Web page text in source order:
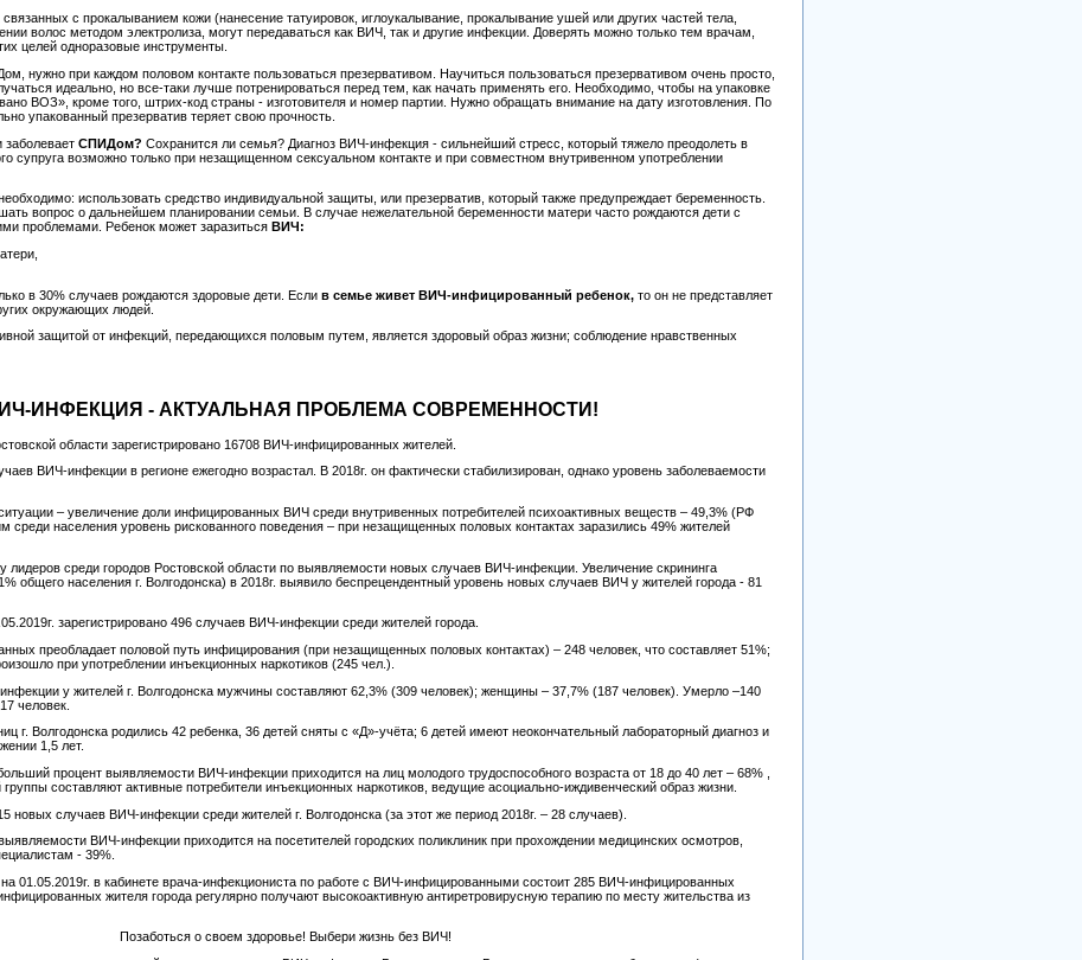
с прокалыванием кожи (нанесение татуировок, иглоукалывание, прокалывание ушей или других частей тела,
волос методом электролиза, могут передаваться как ВИЧ, так и другие инфекции. Доверять можно только тем врачам,
целей одноразовые инструменты.
нужно при каждом половом контакте пользоваться презервативом. Научиться пользоваться презервативом очень просто,
идеально, но все-таки лучше потренироваться перед тем, как начать применять его. Необходимо, чтобы на упаковке
ВОЗ», кроме того, штрих-код страны - изготовителя и номер партии. Нужно обращать внимание на дату изготовления. По
упакованный презерватив теряет свою прочность.
заболеваетСПИДом?Сохранится ли семья? Диагноз ВИЧ-инфекция - сильнейший стресс, который тяжело преодолеть в
супруга возможно только при незащищенном сексуальном контакте и при совместном внутривенном употреблении
использовать средство индивидуальной защиты, или презерватив, который также предупреждает беременность.
вопрос о дальнейшем планировании семьи. В случае нежелательной беременности матери часто рождаются дети с
проблемами. Ребенок может заразиться ВИЧ:
в 30% случаев рождаются здоровые дети. Еслив семье живет ВИЧ-инфицированный ребенок,то он не представляет
окружающих людей.
защитой от инфекций, передающихся половым путем, является здоровый образ жизни; соблюдение нравственных
ИНФЕКЦИЯ - АКТУАЛЬНАЯ ПРОБЛЕМА СОВРЕМЕННОСТИ!
области зарегистрировано 16708 ВИЧ-инфицированных жителей.
ВИЧ-инфекции в регионе ежегодно возрастал. В 2018г. он фактически стабилизирован, однако уровень заболеваемости
– увеличение доли инфицированных ВИЧ среди внутривенных потребителей психоактивных веществ – 49,3% (РФ
среди населения уровень рискованного поведения – при незащищенных половых контактах заразились 49% жителей
лидеров среди городов Ростовской области по выявляемости новых случаев ВИЧ-инфекции. Увеличение скрининга
общего населения г. Волгодонска) в 2018г. выявило беспрецендентный уровень новых случаев ВИЧ у жителей города - 81
зарегистрировано 496 случаев ВИЧ-инфекции среди жителей города.
преобладает половой путь инфицирования (при незащищенных половых контактах) – 248 человек, что составляет 51%;
при употреблении инъекционных наркотиков (245 чел.).
у жителей г. Волгодонска мужчины составляют 62,3% (309 человек); женщины – 37,7% (187 человек). Умерло –140
человек.
г. Волгодонска родились 42 ребенка, 36 детей сняты с «Д»-учёта; 6 детей имеют неокончательный лабораторный диагноз и
1,5 лет.
процент выявляемости ВИЧ-инфекции приходится на лиц молодого трудоспособного возраста от 18 до 40 лет – 68% ,
составляют активные потребители инъекционных наркотиков, ведущие асоциально-иждивенческий образ жизни.
новых случаев ВИЧ-инфекции среди жителей г. Волгодонска (за этот же период 2018г. – 28 случаев).
ВИЧ-инфекции приходится на посетителей городских поликлиник при прохождении медицинских осмотров,
- 39%.
01.05.2019г. в кабинете врача-инфекциониста по работе с ВИЧ-инфицированными состоит 285 ВИЧ-инфицированных
жителя города регулярно получают высокоактивную антиретровирусную терапию по месту жительства из
Позаботься о своем здоровье! Выбери жизнь без ВИЧ!